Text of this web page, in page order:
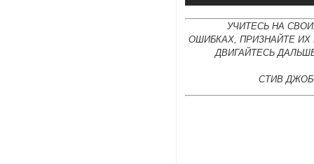
УЧИТЕСЬ НА
ОШИБКАХ, ПРИЗНАЙТЕ ИХ
ДВИГАЙТЕСЬ
СТИВ